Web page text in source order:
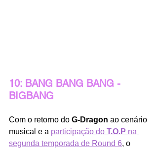
10: BANG BANG BANG -
BIGBANG
Com o retorno do G-Dragon ao cenário
musical e a participação do T.O.P na
segunda temporada de Round 6, o